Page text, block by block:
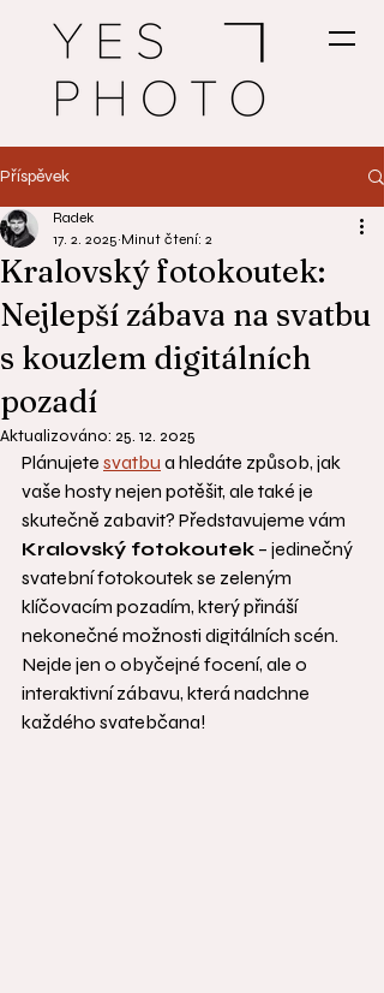
Příspěvek
Kralovský fotokoutek:
Nejlepší zábava na svatbu
s kouzlem digitálních
pozadí
Radek
17. 2. 2025 Minut čtení: 2
Aktualizováno: 25. 12. 2025
Plánujete svatbu a hledáte způsob, jak
vaše hosty nejen potěšit, ale také je
skutečně zabavit? Představujeme vám
Kralovský fotokoutek – jedinečný
svatební fotokoutek se zeleným
klíčovacím pozadím, který přináší
nekonečné možnosti digitálních scén.
Nejde jen o obyčejné focení, ale o
interaktivní zábavu, která nadchne
každého svatebčana!